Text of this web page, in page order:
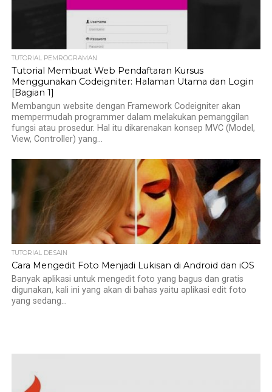
TUTORIAL PEMROGRAMAN
Tutorial Membuat Web Pendaftaran Kursus
Menggunakan Codeigniter: Halaman Utama dan Login
[Bagian 1]
Membangun website dengan Framework Codeigniter akan
mempermudah programmer dalam melakukan pemanggilan
fungsi atau prosedur. Hal itu dikarenakan konsep MVC (Model,
View, Controller) yang...
TUTORIAL DESAIN
Cara Mengedit Foto Menjadi Lukisan di Android dan iOS
Banyak aplikasi untuk mengedit foto yang bagus dan gratis
digunakan, kali ini yang akan di bahas yaitu aplikasi edit foto
yang sedang...